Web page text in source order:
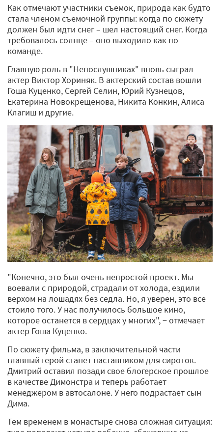
Как отмечают участники съемок, природа как будто
стала членом съемочной группы: когда по сюжету
должен был идти снег – шел настоящий снег. Когда
требовалось солнце – оно выходило как по
команде.
Главную роль в "Непослушниках" вновь сыграл
актер Виктор Хориняк. В актерский состав вошли
Гоша Куценко, Сергей Селин, Юрий Кузнецов,
Екатерина Новокрещенова, Никита Конкин, Алиса
Клагиш и другие.
"Конечно, это был очень непростой проект. Мы
воевали с природой, страдали от холода, ездили
верхом на лошадях без седла. Но, я уверен, это все
стоило того. У нас получилось большое кино,
которое останется в сердцах у многих", − отмечает
актер Гоша Куценко.
По сюжету фильма, в заключительной части
главный герой станет наставником для сироток.
Дмитрий оставил позади свое блогерское прошлое
в качестве Димонстра и теперь работает
менеджером в автосалоне. У него подрастает сын
Дима.
Тем временем в монастыре снова сложная ситуация: